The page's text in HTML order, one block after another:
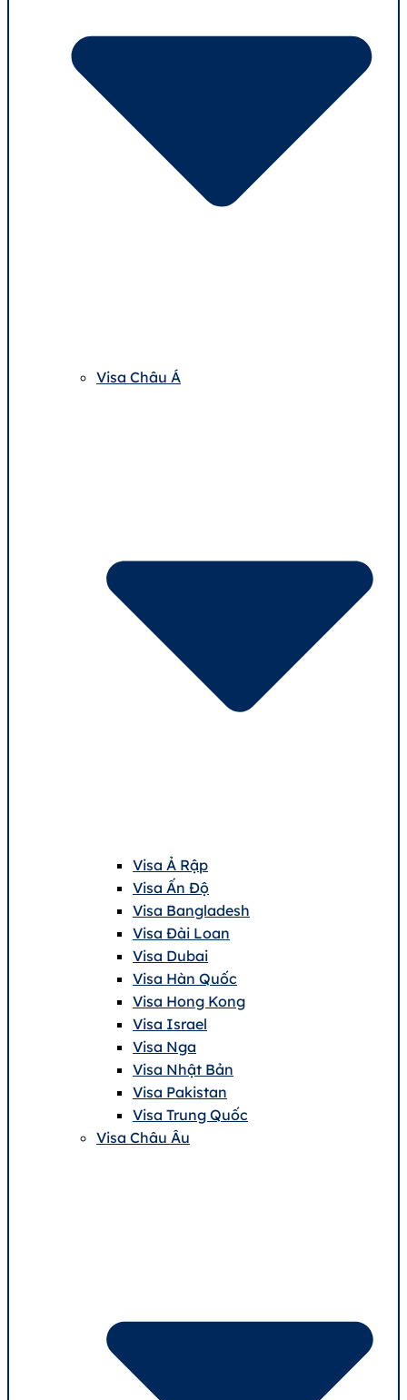
Visa Châu Á
Visa Ả Rập
Visa Ấn Độ
Visa Bangladesh
Visa Đài Loan
Visa Dubai
Visa Hàn Quốc
Visa Hong Kong
Visa Israel
Visa Nga
Visa Nhật Bản
Visa Pakistan
Visa Trung Quốc
Visa Châu Âu